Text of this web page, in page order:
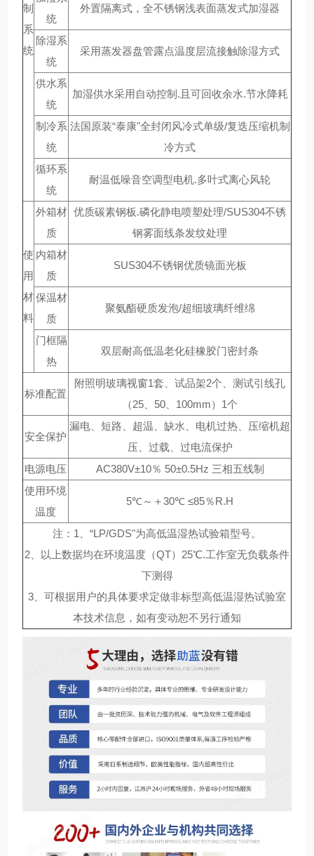
制
系
统
统
外置隔离式，全不锈钢浅表面蒸发式加湿器
除湿系
统
采用蒸发器盘管露点温度层流接触除湿方式
供水系
统
加湿供水采用自动控制.且可回收余水.节水降耗
制冷系
统
法国原装“泰康"全封闭风冷式单级/复迭压缩机制
冷方式
循环系
统
耐温低噪音空调型电机.多叶式离心风轮
使
用
材
料
外箱材
质
优质碳素钢板.磷化静电喷塑处理/SUS304不锈
钢雾面线条发纹处理
内箱材
质
SUS304不锈钢优质镜面光板
保温材
质
聚氨酯硬质发泡/超细玻璃纤维绵
门框隔
热
双层耐高低温老化硅橡胶门密封条
标准配置
附照明玻璃视窗1套、试品架2个、测试引线孔
（25、50、100mm）1个
安全保护
漏电、短路、超温、缺水、电机过热、压缩机超
压、过载、过电流保护
电源电压
AC380V±10％ 50±0.5Hz 三相五线制
使用环境
温度
5℃～＋30℃ ≤85％R.H
注：1、“LP/GDS"为高低温湿热试验箱型号。
2、以上数据均在环境温度（QT）25℃.工作室无负载条件
下测得
3、可根据用户的具体要求定做非标型高低温湿热试验室
本技术信息，如有变动恕不另行通知